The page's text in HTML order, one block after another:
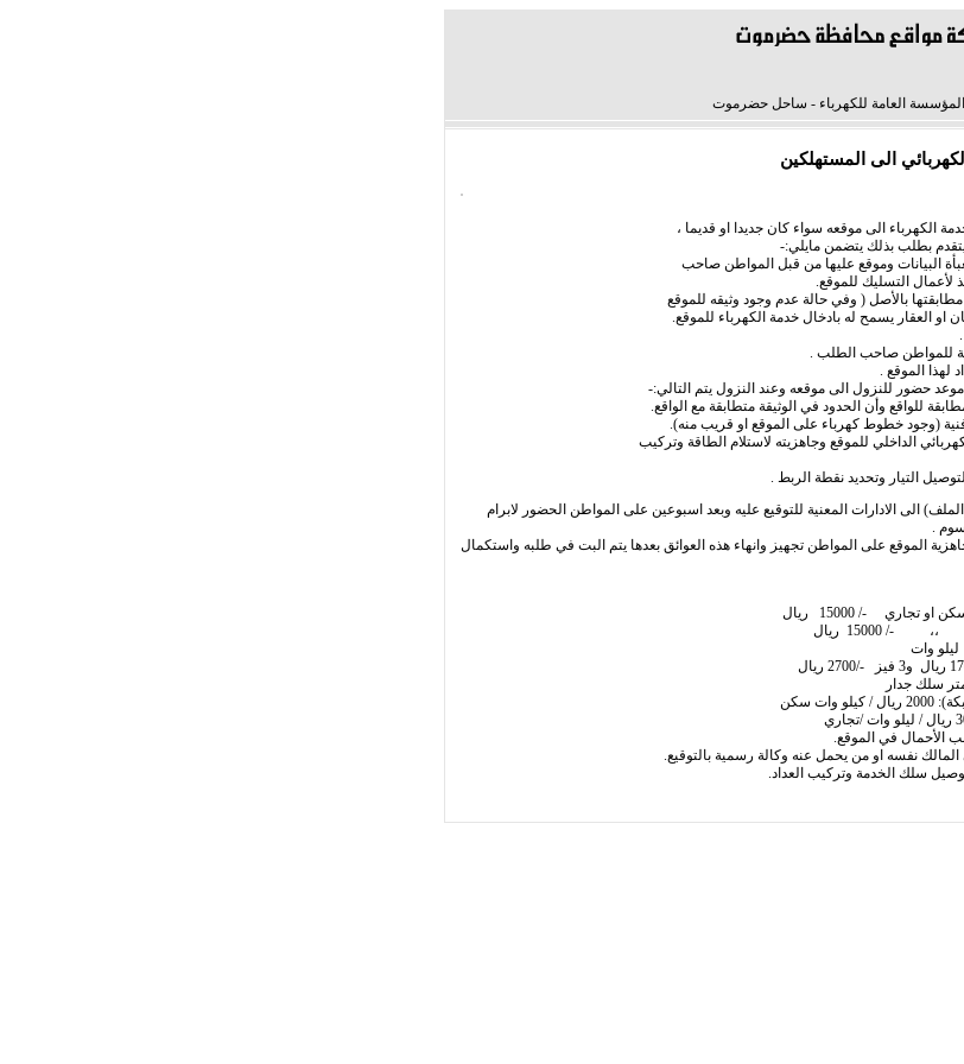
العامة للكهرباء - ساحل حضرموت
الى المستهلكين
الكهرباء الى موقعه سواء كان جديدا او قديما ،
بطلب بذلك يتضمن مايلي:-
التسليك للموقع.
العقار يسمح له بادخال خدمة الكهرباء للموقع.
حضور للنزول الى موقعه وعند النزول يتم التالي:-
الى الادارات المعنية للتوقيع عليه وبعد اسبوعين على المواطن الحضور لابرام
.
الموقع على المواطن تجهيز وانهاء هذه العوائق بعدها يتم البت في طلبه واستكمال
الموقع.
المالك نفسه او من يحمل عنه وكالة رسمية بالتوقيع.
سلك الخدمة وتركيب العداد.